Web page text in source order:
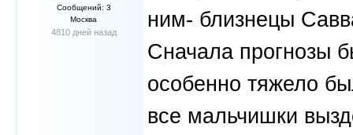
Сообщений: 3
Москва
4810 дней назад
ним- близнецы
Сначала прогнозы
особенно тяжело
все мальчишки